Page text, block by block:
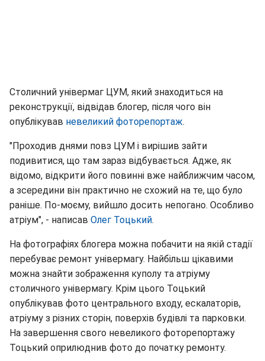
Столичний універмаг ЦУМ, який знаходиться на
реконструкції, відвідав блогер, після чого він
опублікував невеликий фоторепортаж.
"Проходив днями повз ЦУМ і вирішив зайти
подивитися, що там зараз відбувається. Адже, як
відомо, відкрити його повинні вже найближчим часом,
а зсередини він практично не схожий на те, що було
раніше. По-моєму, вийшло досить непогано. Особливо
атріум", - написав Олег Тоцький.
На фотографіях блогера можна побачити на якій стадії
перебуває ремонт універмагу. Найбільш цікавими
можна знайти зображення куполу та атріуму
столичного універмагу. Крім цього Тоцький
опублікував фото центрального входу, ескалаторів,
атріуму з різних сторін, поверхів будівлі та парковки.
На завершення свого невеликого фоторепортажу
Тоцький оприлюднив фото до початку ремонту.